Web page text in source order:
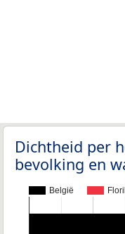
Dichtheid per
bevolking en
België